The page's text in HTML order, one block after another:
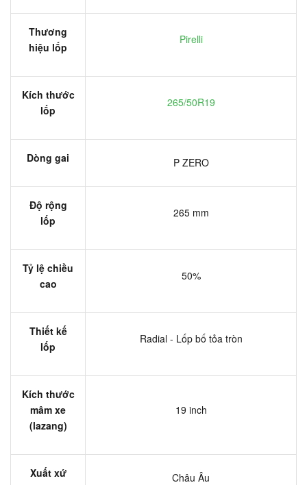
Thương
hiệu lốp
Pirelli
Kích thước
lốp
265/50R19
Dòng gai P ZERO
Độ rộng
lốp
265 mm
Tỷ lệ chiều
cao
50%
Thiết kế
lốp
Radial - Lốp bố tỏa tròn
Kích thước
mâm xe
(lazang)
19 inch
Xuất xứ Châu Âu